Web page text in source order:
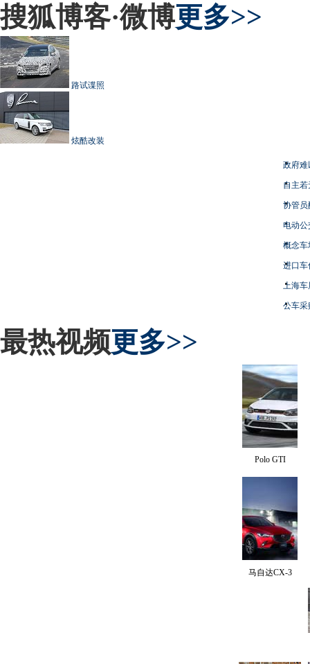
搜狐博客·微博更多>>
路试谍照
炫酷改装
政府难
自主
协管员
电动
概念车
进口车
上海
公车采
最热视频更多>>
Polo GTI
马自达CX-3